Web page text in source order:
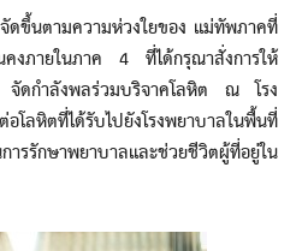
ตามความห่วงใยของ แม่ทัพภาคที่
งภายในภาค 4 ที่ได้กรุณาสั่งการให้
ดกำลังพลร่วมบริจาคโลหิต ณ โรง
ตที่ได้รับไปยังโรงพยาบาลในพื้นที่
รรักษาพยาบาลและช่วยชีวิตผู้ที่อยู่ใน